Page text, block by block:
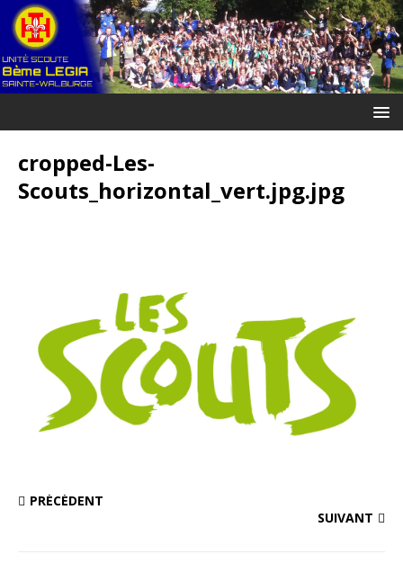
cropped-Les-
Scouts_horizontal_vert.jpg.jpg
PRÉCÉDENT
SUIVANT